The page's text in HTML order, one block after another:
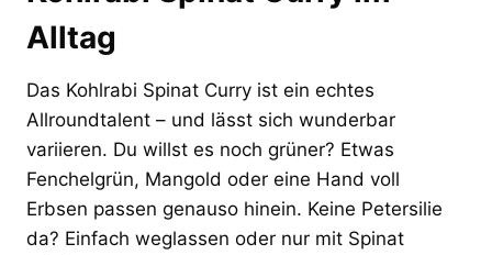
Alltag
Das Kohlrabi Spinat Curry ist ein echtes
Allroundtalent – und lässt sich wunderbar
variieren. Du willst es noch grüner? Etwas
Fenchelgrün, Mangold oder eine Hand voll
Erbsen passen genauso hinein. Keine Petersilie
da? Einfach weglassen oder nur mit Spinat